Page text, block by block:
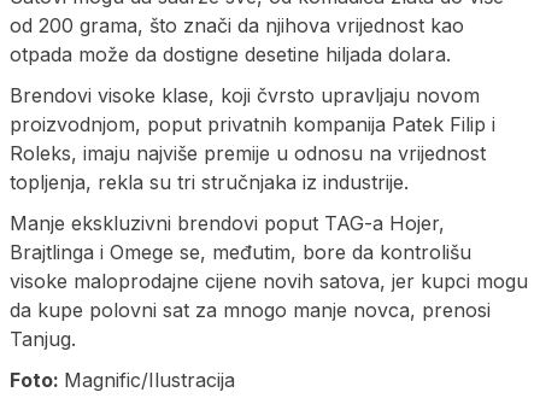
od 200 grama, što znači da njihova vrijednost kao
otpada može da dostigne desetine hiljada dolara.
Brendovi visoke klase, koji čvrsto upravljaju novom
proizvodnjom, poput privatnih kompanija Patek Filip i
Roleks, imaju najviše premije u odnosu na vrijednost
topljenja, rekla su tri stručnjaka iz industrije.
Manje ekskluzivni brendovi poput TAG-a Hojer,
Brajtlinga i Omege se, međutim, bore da kontrolišu
visoke maloprodajne cijene novih satova, jer kupci mogu
da kupe polovni sat za mnogo manje novca, prenosi
Tanjug.
Foto: Magnific/Ilustracija